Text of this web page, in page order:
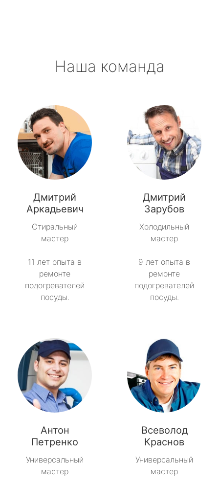
Наша команда
Дмитрий
Аркадьевич
Стиральный
мастер
11 лет опыта в
ремонте
подогревателей
посуды.
Дмитрий
Зарубов
Холодильный
мастер
9 лет опыта в
ремонте
подогревателей
посуды.
Антон
Петренко
Универсальный
мастер
Всеволод
Краснов
Универсальный
мастер